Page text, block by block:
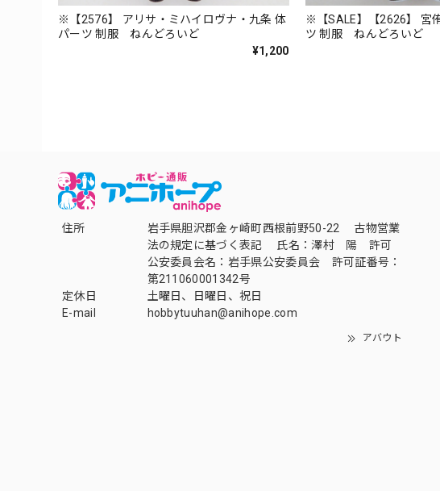
※【2576】 アリサ・ミハイロヴナ・九条 体
パーツ 制服 ねんどろいど
¥1,200
※【SALE】【2626】 宮
ツ 制服 ねんどろいど
住所
岩手県胆沢郡金ヶ崎町西根前野50-22 古物営業
法の規定に基づく表記 氏名：澤村 陽 許可
公安委員会名：岩手県公安委員会 許可証番号：
第211060001342号
定休日
土曜日、日曜日、祝日
E-mail
hobbytuuhan@anihope.com
アバウト